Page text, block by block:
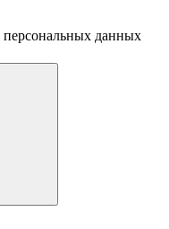
персональных данных